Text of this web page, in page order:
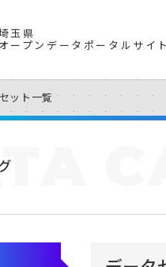
玉県
オープンデータポータルサイト
ット一覧